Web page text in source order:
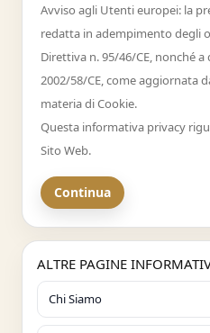
Avviso agli Utenti europei: la
redatta in adempimento degli
Direttiva n. 95/46/CE, nonché
2002/58/CE, come aggiornata
materia di Cookie.
Questa informativa privacy
Sito Web.
Continua
ALTRE PAGINE
Chi Siamo